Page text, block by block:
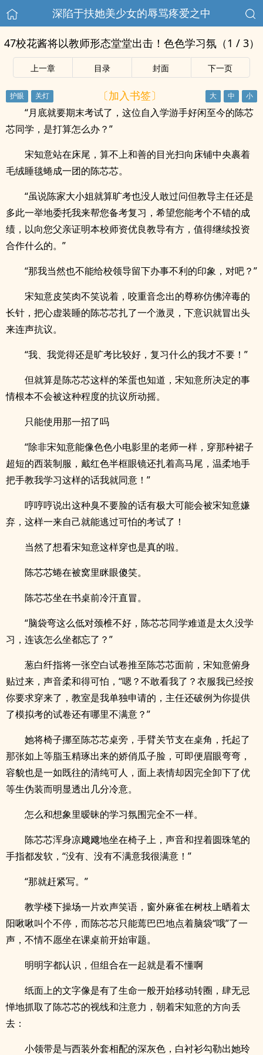
深陷于扶她美少女的辱骂疼爱之中
47校花酱将以教师形态堂堂出击！色色学习氛（1 / 3）
上一章 目录 封面 下一页
〔加入书签〕
“月底就要期末考试了，这位自入学游手好闲至今的陈芯
芯同学，是打算怎么办？”
宋知意站在床尾，算不上和善的目光扫向床铺中央裹着
毛绒睡毯蜷成一团的陈芯芯。
“虽说陈家大小姐就算旷考也没人敢过问但教导主任还是
多此一举地委托我来帮您备考复习，希望您能考个不错的成
绩，以向您父亲证明本校师资优良教导有方，值得继续投资
合作什么的。”
“那我当然也不能给校领导留下办事不利的印象，对吧？”
宋知意皮笑肉不笑说着，咬重音念出的尊称仿佛淬毒的
长针，把心虚装睡的陈芯芯扎了一个激灵，下意识就冒出头
来连声抗议。
“我、我觉得还是旷考比较好，复习什么的我才不要！”
但就算是陈芯芯这样的笨蛋也知道，宋知意所决定的事
情根本不会被这种程度的抗议所动摇。
只能使用那一招了吗
“除非宋知意能像色色小电影里的老师一样，穿那种裙子
超短的西装制服，戴红色半框眼镜还扎着高马尾，温柔地手
把手教我学习这样的话我就同意！”
哼哼哼说出这种臭不要脸的话有极大可能会被宋知意嫌
弃，这样一来自己就能逃过可怕的考试了！
当然了想看宋知意这样穿也是真的啦。
陈芯芯蜷在被窝里眯眼傻笑。
陈芯芯坐在书桌前冷汗直冒。
“脑袋弯这么低对颈椎不好，陈芯芯同学难道是太久没学
习，连该怎么坐都忘了？”
葱白纤指将一张空白试卷推至陈芯芯面前，宋知意俯身
贴过来，声音柔和得可怕，“嗯？不敢看我了？衣服我已经按
你要求穿来了，教室是我单独申请的，主任还破例为你提供
了模拟考的试卷还有哪里不满意？”
她将椅子挪至陈芯芯桌旁，手臂关节支在桌角，托起了
那张如上等脂玉精琢出来的娇俏瓜子脸，可即便眉眼弯弯，
容貌也是一如既往的清纯可人，面上表情却因完全卸下了优
等生伪装而明显透出几分冷意。
怎么和想象里暧昧的学习氛围完全不一样。
陈芯芯浑身凉飕飕地坐在椅子上，声音和捏着圆珠笔的
手指都发软，“没有、没有不满意我很满意！”
“那就赶紧写。”
教学楼下操场一片欢声笑语，窗外麻雀在树枝上晒着太
阳啾啾叫个不停，而陈芯芯只能蔫巴巴地点着脑袋“哦”了一
声，不情不愿坐在课桌前开始审题。
明明字都认识，但组合在一起就是看不懂啊
纸面上的文字像是有了生命一般开始移动转圈，肆无忌
惮地抓取了陈芯芯的视线和注意力，朝着宋知意的方向丢
去：
小领带是与西装外套相配的深灰色，白衬衫勾勒出她玲